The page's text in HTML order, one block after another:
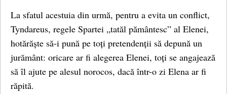
La sfatul acestuia din urmă, pentru a evita un conflict,
Tyndareus, regele Spartei „tatăl pământesc” al Elenei,
hotărăște să-i pună pe toți pretendenții să depună un
jurământ: oricare ar fi alegerea Elenei, toți se angajează
să îl ajute pe alesul norocos, dacă într-o zi Elena ar fi
răpită.